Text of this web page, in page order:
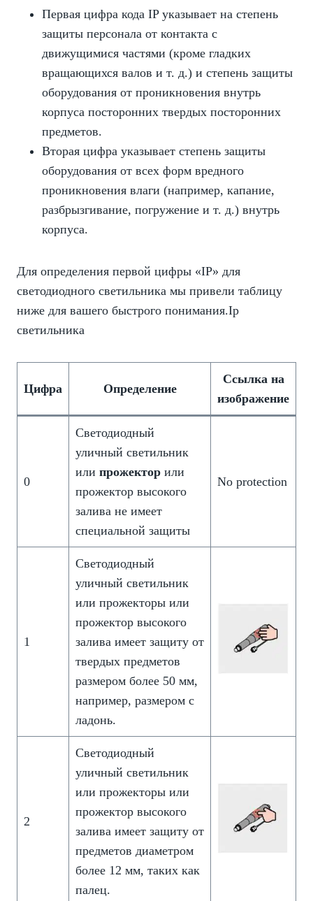
Первая цифра кода IP указывает на степень
защиты персонала от контакта с
движущимися частями (кроме гладких
вращающихся валов и т. д.) и степень защиты
оборудования от проникновения внутрь
корпуса посторонних твердых посторонних
предметов.
Вторая цифра указывает степень защиты
оборудования от всех форм вредного
проникновения влаги (например, капание,
разбрызгивание, погружение и т. д.) внутрь
корпуса.
Для определения первой цифры «IP» для
светодиодного светильника мы привели таблицу
ниже для вашего быстрого понимания.Ip
светильника
Цифра Определение
Ссылка на
изображение
0
Светодиодный
уличный светильник
или прожектор или
прожектор высокого
залива не имеет
специальной защиты
No protection
1
Светодиодный
уличный светильник
или прожекторы или
прожектор высокого
залива имеет защиту от
твердых предметов
размером более 50 мм,
например, размером с
ладонь.
2
Светодиодный
уличный светильник
или прожекторы или
прожектор высокого
залива имеет защиту от
предметов диаметром
более 12 мм, таких как
палец.